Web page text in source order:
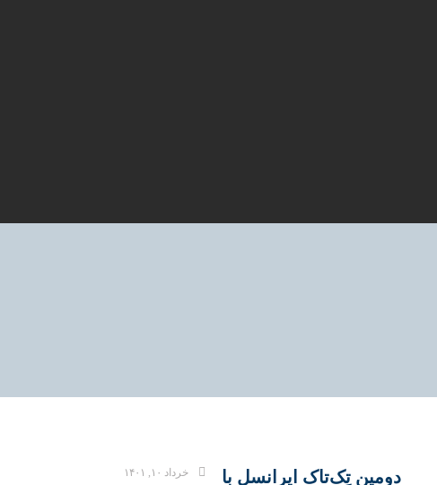
دومین تِک‌تاک ایرانسل با
خرداد ۱۰, ۱۴۰۱